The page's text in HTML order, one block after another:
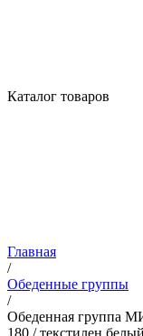
Каталог товаров
Главная
/
Обеденные группы
/
Обеденная группа
180 / текстилен белый